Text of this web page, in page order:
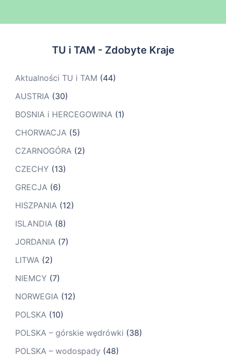
TU i TAM - Zdobyte Kraje
Aktualności TU i TAM (44)
AUSTRIA (30)
BOSNIA i HERCEGOWINA (1)
CHORWACJA (5)
CZARNOGÓRA (2)
CZECHY (13)
GRECJA (6)
HISZPANIA (12)
ISLANDIA (8)
JORDANIA (7)
LITWA (2)
NIEMCY (7)
NORWEGIA (12)
POLSKA (10)
POLSKA – górskie wędrówki (38)
POLSKA – wodospady (48)